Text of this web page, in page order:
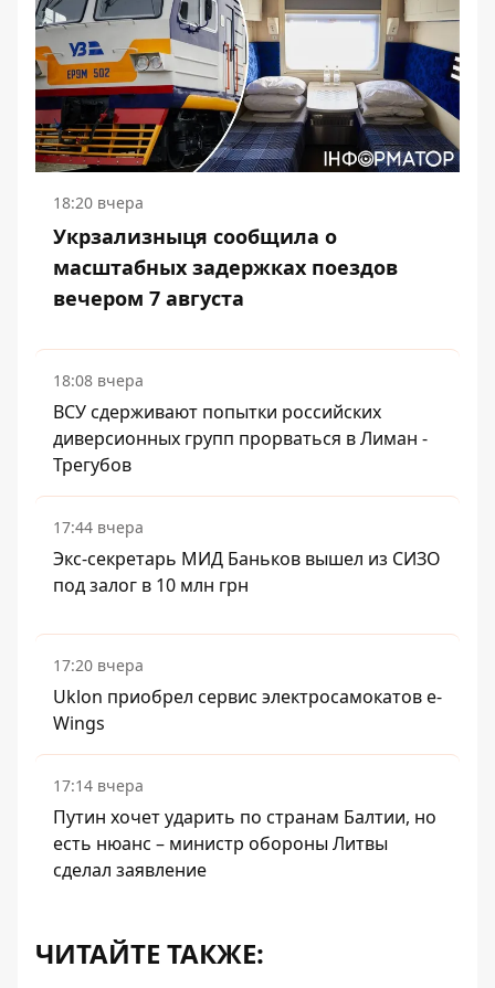
18:20 вчера
Укрзализныця сообщила о
масштабных задержках поездов
вечером 7 августа
18:08 вчера
ВСУ сдерживают попытки российских
диверсионных групп прорваться в Лиман -
Трегубов
17:44 вчера
Экс-секретарь МИД Баньков вышел из СИЗО
под залог в 10 млн грн
17:20 вчера
Uklon приобрел сервис электросамокатов e-
Wings
17:14 вчера
Путин хочет ударить по странам Балтии, но
есть нюанс – министр обороны Литвы
сделал заявление
ЧИТАЙТЕ ТАКЖЕ: